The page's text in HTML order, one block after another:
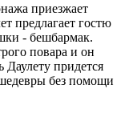
приезжает
предлагает гостю
- бешбармак.
повара и он
Даулету придется
без помощи